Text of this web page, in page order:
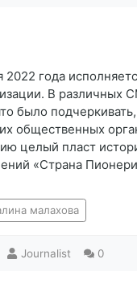
2022 года
В различных
было
общественных
целый пласт
«Страна
малахова
Journalist 0